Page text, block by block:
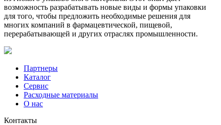
возможность разрабатывать новые виды и формы упаковки
для того, чтобы предложить необходимые решения для
многих компаний в фармацевтической, пищевой,
перерабатывающей и других отраслях промышленности.
Партнеры
Каталог
Сервис
Расходные материалы
О нас
Контакты